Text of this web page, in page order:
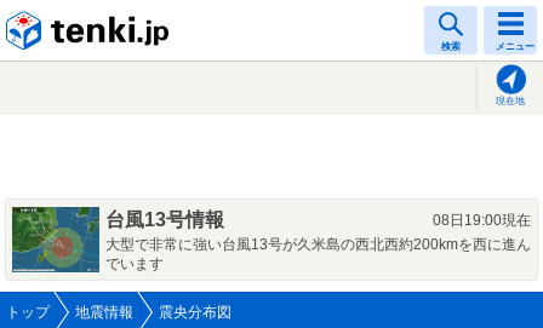
検索 メニュー
現在地
台風13号情報
08日19:00現在
大型で非常に強い台風13号が久米島の西北西約200kmを西に進ん
でいます
トップ 地震情報 震央分布図